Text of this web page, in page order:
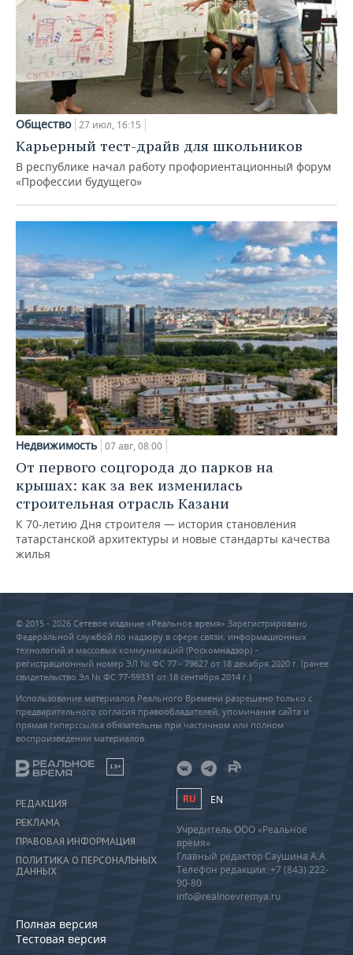
Общество 27 июл, 16:15
Карьерный тест-драйв для школьников
В республике начал работу профориентационный форум
«Профессии будущего»
Недвижимость 07 авг, 08:00
От первого соцгорода до парков на
крышах: как за век изменилась
строительная отрасль Казани
К 70-летию Дня строителя — история становления
татарстанской архитектуры и новые стандарты качества
жилья
© 2015 - 2026 Сетевое издание «Реальное время» Зарегистрировано
Федеральной службой по надзору в сфере связи, информационных
технологий и массовых коммуникаций (Роскомнадзор) –
регистрационный номер ЭЛ № ФС 77 - 79627 от 18 декабря 2020 г. (ранее
свидетельство Эл № ФС 77-59331 от 18 сентября 2014 г.)
Использование материалов Реального Времени разрешено только с
предварительного согласия правообладателей, упоминание сайта и
прямая гиперссылка обязательны при частичном или полном
воспроизведении материалов.
18+
РЕДАКЦИЯ
РЕКЛАМА
ПРАВОВАЯ ИНФОРМАЦИЯ
ПОЛИТИКА О ПЕРСОНАЛЬНЫХ
ДАННЫХ
Полная версия
Тестовая версия
RU EN
Учредитель ООО «Реальное
время»
Главный редактор Саушина А.А.
Телефон редакции: +7 (843) 222-
90-80
info@realnoevremya.ru